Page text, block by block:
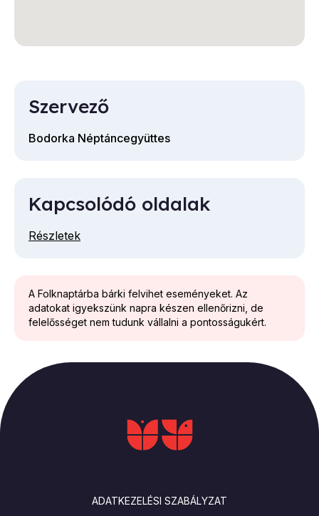
A Folknaptárba bárki felvihet eseményeket. Az
adatokat igyekszünk napra készen ellenőrizni, de
felelősséget nem tudunk vállalni a pontosságukért.
Szervező
Bodorka Néptáncegyüttes
Kapcsolódó oldalak
Részletek
ADATKEZELÉSI SZABÁLYZAT